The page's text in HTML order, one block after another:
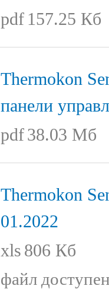
pdf 157.25 Кб
Thermokon
панели
pdf38.03 Мб
Thermokon
01.2022
xls 806 Кб
файл